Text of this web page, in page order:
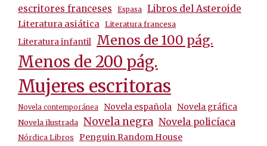
escritores franceses Espasa Libros del Asteroide
Literatura asiática Literatura francesa
Literatura infantil Menos de 100 pág.
Menos de 200 pág.
Mujeres escritoras
Novela contemporánea Novela española Novela gráfica
Novela ilustrada Novela negra Novela policíaca
Nórdica Libros Penguin Random House